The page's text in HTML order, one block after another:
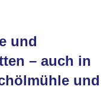
und
– auch in
und